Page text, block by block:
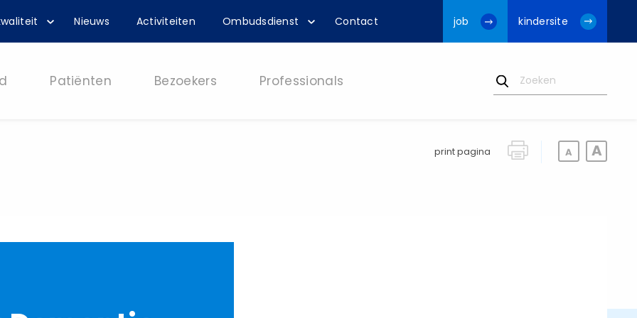
Nieuws Activiteiten Ombudsdienst Contact job kindersite
Patiënten Bezoekers Professionals
print pagina